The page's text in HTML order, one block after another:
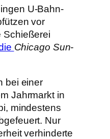
U-Bahn-
vor
Schießerei
Chicago Sun-
bei einer
Jahrmarkt in
mindestens
Nur
verhinderte